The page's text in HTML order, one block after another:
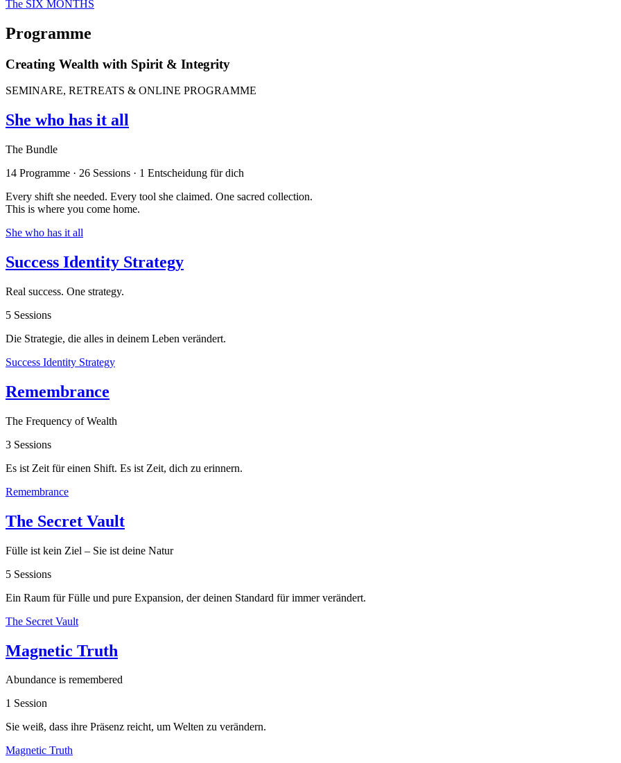
The SIX MONTHS
Programme
Creating Wealth with Spirit & Integrity
SEMINARE, RETREATS & ONLINE PROGRAMME
She who has it all
The Bundle
14 Programme · 26 Sessions · 1 Entscheidung für dich
Every shift she needed. Every tool she claimed. One sacred collection.
This is where you come home.
She who has it all
Success Identity Strategy
Real success. One strategy.
5 Sessions
Die Strategie, die alles in deinem Leben verändert.
Success Identity Strategy
Remem­brance
The Frequency of Wealth
3 Sessions
Es ist Zeit für einen Shift. Es ist Zeit, dich zu erinnern.
Remembrance
The Secret Vault
Fülle ist kein Ziel – Sie ist deine Natur
5 Sessions
Ein Raum für Fülle und pure Expansion, der deinen Standard für immer verändert.
The Secret Vault
Magnetic Truth
Abundance is remembered
1 Session
Sie weiß, dass ihre Präsenz reicht, um Welten zu verändern.
Magnetic Truth